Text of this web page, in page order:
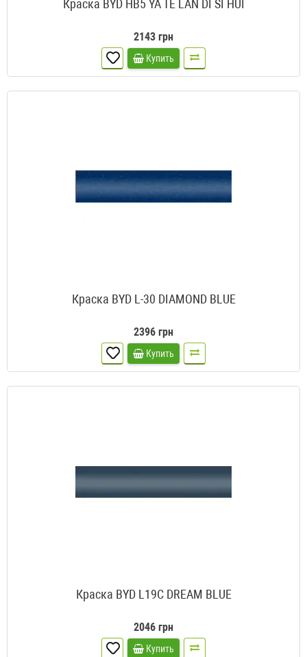
Краска BYD HB5 YA TE LAN DI SI HUI
2143 грн
Купить
Краска BYD L-30 DIAMOND BLUE
2396 грн
Купить
Краска BYD L19C DREAM BLUE
2046 грн
Купить